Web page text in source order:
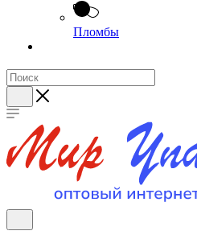
Пломбы